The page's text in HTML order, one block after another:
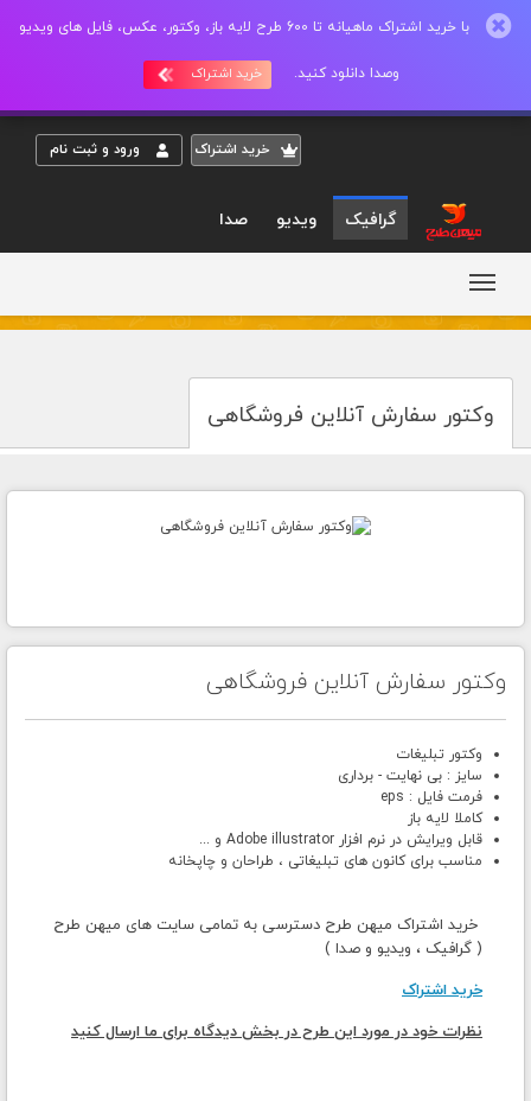
با خرید اشتراک ماهیانه تا 600 طرح لایه باز، وکتور، عکس، فایل های ویدیو
وصدا دانلود کنید. خرید اشتراک
خريد اشتراک ورود و ثبت نام
گرافیک ویدیو صدا
وکتور سفارش آنلاین فروشگاهی
وکتور سفارش آنلاین فروشگاهی
وکتور تبلیغات
سایز : بی نهایت - برداری
فرمت فایل : eps
کاملا لایه باز
قابل ویرایش در نرم افزار Adobe illustrator و ...
مناسب برای کانون های تبلیغاتی ، طراحان و چاپخانه
خرید اشتراک میهن طرح دسترسی به تمامی سایت های میهن طرح
( گرافیک ، ویدیو و صدا )
خرید اشتراک
نظرات خود در مورد این طرح در بخش دیدگاه برای ما ارسال کنید